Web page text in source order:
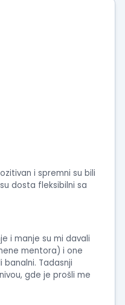
i spremni su bili
dosta fleksibilni sa
i manje su mi davali
mentora) i one
banalni. Tadasnji
gde je prošli me